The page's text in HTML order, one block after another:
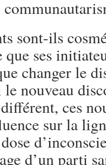
sont-ils
que ses
changer le
nouveau
ces
sur la
d’un parti